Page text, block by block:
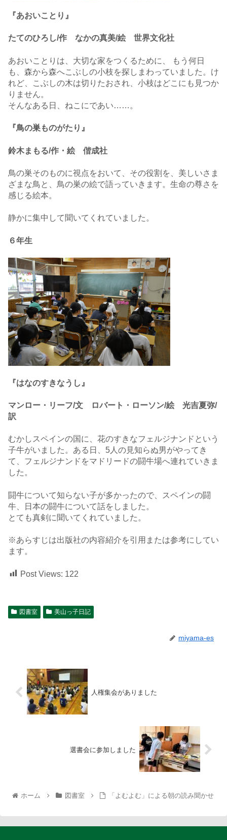
『あおいことり』
たてのひろし/作 なかの真美/絵 世界文化社
あおいことりは、大切な家をつくるために、 もう何日
も、森から森へこぶしの小枝を探しまわっていました。け
れど、こぶしの木は切りたおされ、小枝はどこにも見つか
りません。
そんなある日、ねこにであい……。
『鳥の巣ものがたり』
鈴木まもる/作・絵 偕成社
鳥の巣そのものに視点をおいて、その役割を、美しいさま
ざまな鳥と、鳥の巣の絵で語っていきます。生命の尊さを
感じる絵本。
静かに集中して聞いてくれていました。
６年生
『はなのすきなうし』
マンロー・リーフ/文 ロバート・ローソン/絵 光吉夏弥/
訳
むかしスペインの国に、花のすきなフェルジナンドという
子牛がいました。ある日、5人の見知らぬ男がやってき
て、フェルジナンドをマドリードの闘牛場へ連れていきま
した。
闘牛について知らない子が多かったので、スペインの闘
牛、日本の闘牛について話をしました。
とても真剣に聞いてくれていました。
※あらすじは出版社の内容紹介を引用または参考にしてい
ます。
Post Views: 122
図書室 美山っ子日記
miyama-es
人権集会がありました
選書会に参加しました
ホーム 図書室 「よむよむ」による朝の読み聞かせ